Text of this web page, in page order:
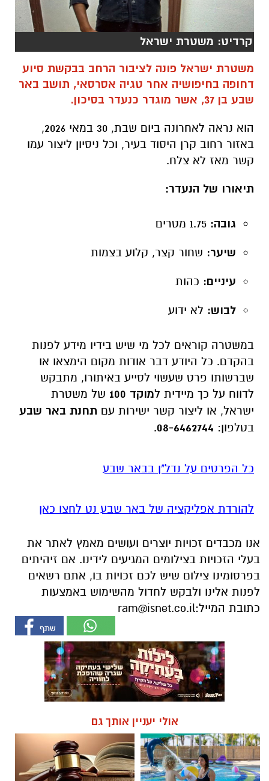
משטרת ישראל פונה לציבור הרחב בבקשת סיוע
דחופה בחיפושיה אחר טגיה אסרסאי, תושב באר
שבע בן 37, אשר מוגדר כנעדר בסיכון.
הוא נראה לאחרונה ביום שבת, 30 במאי 2026,
באזור רחוב קרן היסוד בעיר, וכל ניסיון ליצור עמו
קשר מאז לא צלח.
תיאורו של הנעדר:
גובה:
שיער:שחור קצר, קלוע בצמות
עיניים:כהות
לבוש: לא ידוע
במשטרה קוראים לכל מי שיש בידיו מידע לפנות
שברשותו פרט שעשוי לסייע באיתורו, מתבקש
ישראל, או ליצור קשר ישירות עם תחנת באר שבע
בטלפון: 08-6462744
.
כל הפרטים על נדל"ן בבאר שבע
בפרסומינו צילום שיש לכם זכויות בו, אתם רשאים
כתובת המייל:ram@isnet.co.il
אולי יעניין אותך גם
חוויית הקיץ המושלמת: הכל
במקום אחד ברשת הקאנטרי-
חודשיים + חודש מתנה (כולל
☎ לחצו כאן לרשימת עורכי דין
בבאר שבע - אינדקס באר שבע
נט